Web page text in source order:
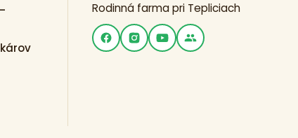
Rodinná farma pri Tepliciach